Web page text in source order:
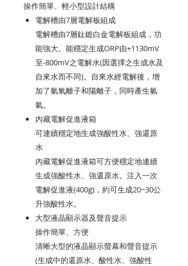
操作簡單、輕小型設計結構
電解槽由7層電解板組成
電解槽由7層鈦鍍白金電解板組成，功
能強大。能穩定生成ORP由+1130mV
至-800mV之電解水(因選擇之生成水及
自來水而不同)。自來水經電解後，增
加了氫氧離子和陽離子，同時產生氫
氣。
內藏電解促進液箱
可連續穩定地生成強酸性水、強還原
水
內藏電解促進液箱可方便穩定地連續
生成強酸性水、強還原水。注入一次
電解促進液(400g)，約可生成20~30公
升強酸性水。
大型液晶顯示器及聲音提示
操作簡單、方便
清晰大型的液晶顯示螢幕和聲音提示
(生成中的還原水、酸性水、強酸性